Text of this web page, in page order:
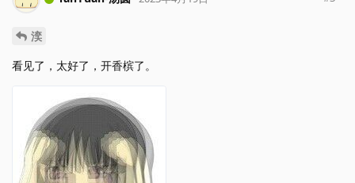
湙
看见了，太好了，开香槟了。